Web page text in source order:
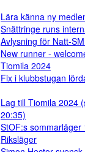
Lära känna ny
Snättringe runs
Avlysning för Natt-
New runner -
Tiomila 2024
Fix i klubbstugan
Lag till Tiomila 2024
20:35)
StOF:s sommarläger
Riksläger